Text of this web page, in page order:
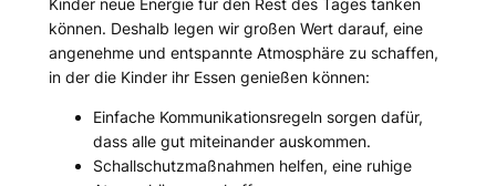
Kinder neue Energie für den Rest des Tages tanken
können. Deshalb legen wir großen Wert darauf, eine
angenehme und entspannte Atmosphäre zu schaffen,
in der die Kinder ihr Essen genießen können:
Einfache Kommunikationsregeln sorgen dafür,
dass alle gut miteinander auskommen.
Schallschutzmaßnahmen helfen, eine ruhige